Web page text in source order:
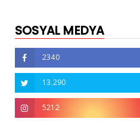
SOSYAL MEDYA
2340
13.290
5212